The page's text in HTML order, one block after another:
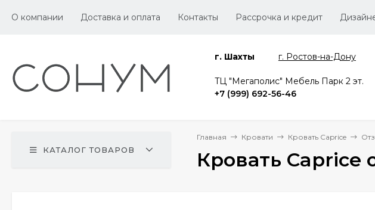
О компании Доставка и оплата Контакты Рассрочка и кредит
г. Шахты г. Ростов-на-Дону
TЦ "Мегаполис" Мебель Парк 2 эт.
+7 (999) 692-56-46
КАТАЛОГ ТОВАРОВ
Главная Кровати Кровать Caprice
Кровать Caprice